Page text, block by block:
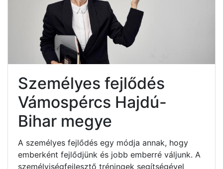
Személyes fejlődés
Vámospércs Hajdú-
Bihar megye
A személyes fejlődés egy módja annak, hogy
emberként fejlődjünk és jobb emberré váljunk. A
személyiségfejlesztő tréningek segítségével